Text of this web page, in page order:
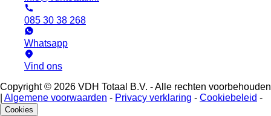
085 30 38 268
Whatsapp
Vind ons
Copyright © 2026 VDH Totaal B.V. - Alle rechten voorbehouden
Algemene voorwaarden - Privacy verklaring - Cookiebeleid -
Cookies